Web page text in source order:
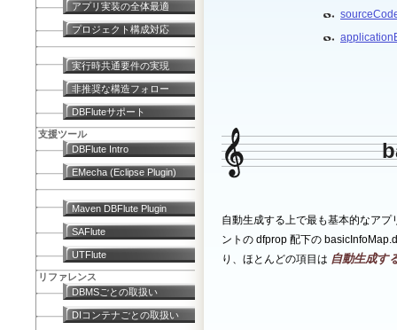
自動生成する上で最も基本的なア
ントの dfprop 配下の
り、ほとんどの項目は 自動生成す
アプリ実装の全体最適
プロジェクト構成対応
実行時共通要件の実現
非推奨な構造フォロー
DBFluteサポート
支援ツール
DBFlute Intro
EMecha (Eclipse Plugin)
Maven DBFlute Plugin
SAFlute
UTFlute
リファレンス
DBMSごとの取扱い
DIコンテナごとの取扱い